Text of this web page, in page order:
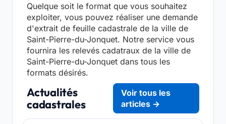
Quelque soit le format que vous souhaitez
exploiter, vous pouvez réaliser une demande
d'extrait de feuille cadastrale de la ville de
Saint-Pierre-du-Jonquet. Notre service vous
fournira les relevés cadatraux de la ville de
Saint-Pierre-du-Jonquet dans tous les
formats désirés.
Actualités
cadastrales
Voir tous les
articles →